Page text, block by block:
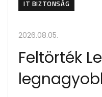
IT BIZTONSÁG
2026.08.05.
Feltörték